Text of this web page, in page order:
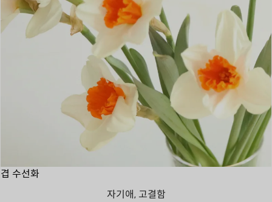
겹 수선화
자기애, 고결함